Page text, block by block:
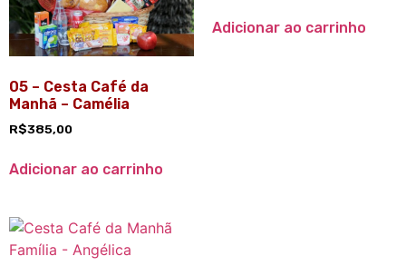
05 – Cesta Café da
Manhã – Camélia
R$385,00
Adicionar ao carrinho
Adicionar ao carrinho